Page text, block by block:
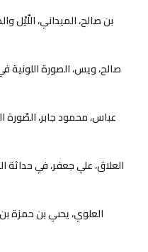
بن صالح، الميداني، اللّيْل
صالح، ويس، الصورة اللونية
عباس، محمود جابر، الصّورة
العلاق، علي جعفر، في حداثة
العلوي، يحىي بن حمزة بن